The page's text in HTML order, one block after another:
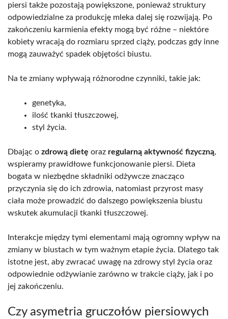
piersi także pozostają powiększone, ponieważ struktury
odpowiedzialne za produkcję mleka dalej się rozwijają. Po
zakończeniu karmienia efekty mogą być różne – niektóre
kobiety wracają do rozmiaru sprzed ciąży, podczas gdy inne
mogą zauważyć spadek objętości biustu.
Na te zmiany wpływają różnorodne czynniki, takie jak:
genetyka,
ilość tkanki tłuszczowej,
styl życia.
Dbając o zdrową dietę oraz regularną aktywność fizyczną,
wspieramy prawidłowe funkcjonowanie piersi. Dieta
bogata w niezbędne składniki odżywcze znacząco
przyczynia się do ich zdrowia, natomiast przyrost masy
ciała może prowadzić do dalszego powiększenia biustu
wskutek akumulacji tkanki tłuszczowej.
Interakcje między tymi elementami mają ogromny wpływ na
zmiany w biustach w tym ważnym etapie życia. Dlatego tak
istotne jest, aby zwracać uwagę na zdrowy styl życia oraz
odpowiednie odżywianie zarówno w trakcie ciąży, jak i po
jej zakończeniu.
Czy asymetria gruczołów piersiowych